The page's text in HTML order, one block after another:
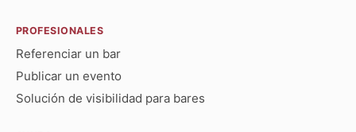
PROFESIONALES
Referenciar un bar
Publicar un evento
Solución de visibilidad para bares